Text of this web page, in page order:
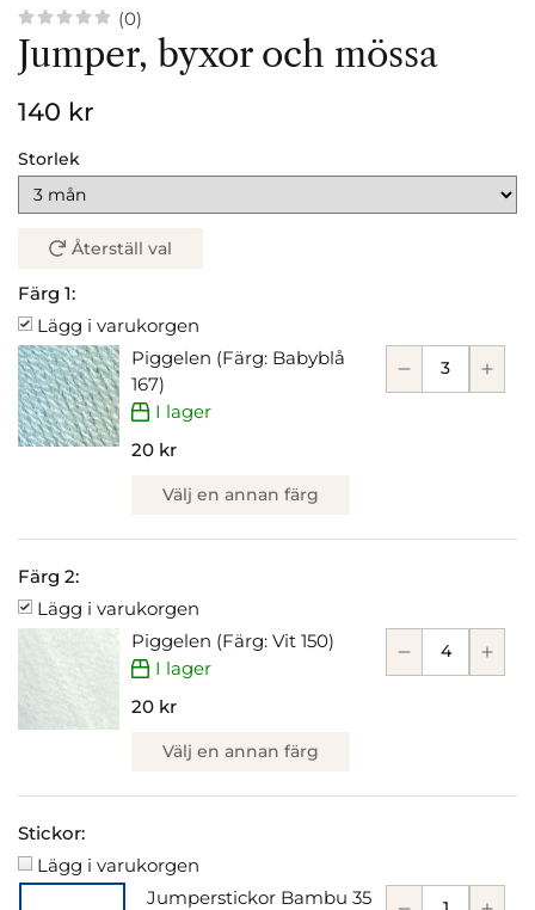
(0)
Jumper, byxor och mössa
140 kr
Storlek
Återställ val
Färg 1:
Lägg i varukorgen
Piggelen (Färg: Babyblå
167)
I lager
20 kr
Välj en annan färg
Färg 2:
Lägg i varukorgen
Piggelen (Färg: Vit 150)
I lager
20 kr
Välj en annan färg
Stickor:
Lägg i varukorgen
Jumperstickor Bambu 35